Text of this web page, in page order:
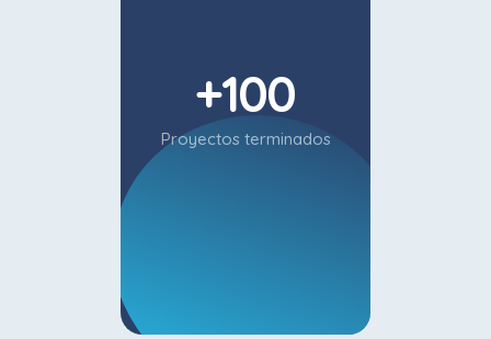
+100
Proyectos terminados